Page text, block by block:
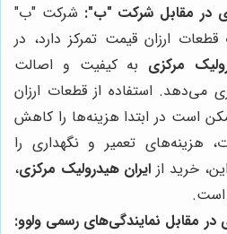
در مقابل شرکت "ب": شرکت "ب"
ارزان قیمت تمرکز دارد، در
مرکزی به کیفیت و اصالت
می‌دهد. استفاده از قطعات ارزان
است در ابتدا هزینه‌ها را کاهش
هزینه‌های تعمیر و نگهداری را
خرید از ایران هیدرولیک مرکزی،
است.
در مقابل نمایندگی‌های رسمی ولوو: